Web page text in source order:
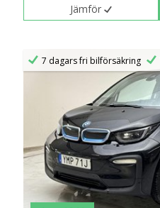
Jämför
7 dagars fri bilförsäkring